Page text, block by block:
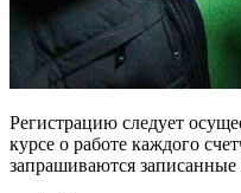
Регистрацию следует
курсе о работе каждого
запрашиваются записанные